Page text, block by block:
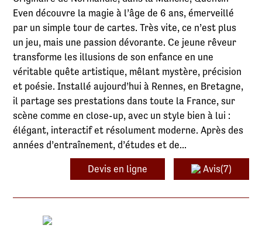
Even découvre la magie à l’âge de 6 ans, émerveillé
par un simple tour de cartes. Très vite, ce n’est plus
un jeu, mais une passion dévorante. Ce jeune rêveur
transforme les illusions de son enfance en une
véritable quête artistique, mêlant mystère, précision
et poésie. Installé aujourd’hui à Rennes, en Bretagne,
il partage ses prestations dans toute la France, sur
scène comme en close-up, avec un style bien à lui :
élégant, interactif et résolument moderne. Après des
années d’entraînement, d’études et de...
Devis en ligne Avis(7)